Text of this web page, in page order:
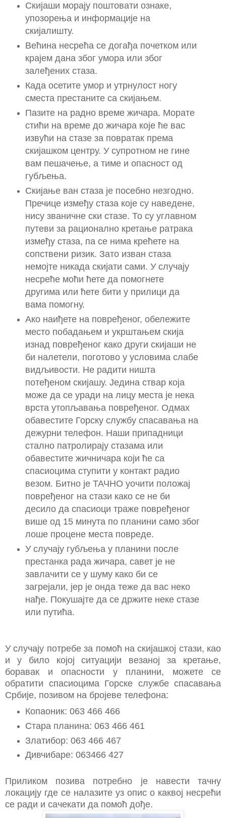
Скијаши морају поштовати ознаке,
упозорења и информације на
скијалишту.
Већина несрећа се догађа почетком или
крајем дана због умора или због
залеђених стаза.
Када осетите умор и утрнулост ногу
сместа престаните са скијањем.
Пазите на радно време жичара. Морате
стићи на време до жичара које ће вас
извући на стазе за повратак према
скијашком центру. У супротном не гине
вам пешачење, а тиме и опасност од
губљења.
Скијање ван стаза је посебно незгодно.
Пречице између стаза које су наведене,
нису званичне ски стазе. То су углавном
путеви за рационално кретање ратрака
између стаза, па се нима крећете на
сопствени ризик. Зато изван стаза
немојте никада скијати сами. У случају
несреће моћи ћете да помогнете
другима или ћете бити у прилици да
вама помогну.
Ако наиђете на повређеног, обележите
место побадањем и укрштањем скија
изнад повређеног како други скијаши не
би налетели, поготово у условима слабе
видљивости. Не радити ништа
потеђеном скијашу. Једина ствар која
може да се уради на лицу места је нека
врста утопљавања повређеног. Одмах
обавестите Горску службу спасавања на
дежурни телефон. Наши припадници
стално патролирају стазама или
обавестите жичничара који ће са
спасиоцима ступити у контакт радио
везом. Битно је ТАЧНО уочити положај
повређеног на стази како се не би
десило да спасиоци траже повређеног
више од 15 минута по планини само због
лоше процене места повреде.
У случају губљења у планини после
престанка рада жичара, савет је не
завлачити се у шуму како би се
загрејали, јер је онда теже да вас неко
нађе. Покушајте да се држите неке стазе
или путића.
У случају потребе за помоћ на скијашкој стази, као
и у било којој ситуацији везаној за кретање,
боравак и опасности у планини, можете се
обратити спасиоцима Горске службе спасавања
Србије, позивом на бројеве телефона:
Копаоник: 063 466 466
Стара планина: 063 466 461
Златибор: 063 466 467
Дивчибаре: 063466 427
Приликом позива потребно је навести тачну
локацију где се налазите уз опис о каквој несрећи
се ради и сачекати да помоћ дође.